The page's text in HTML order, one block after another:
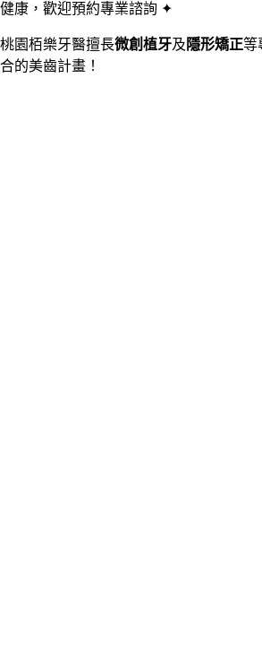
健康，歡迎預約專業諮詢 ✦
桃園栢樂牙醫擅長微創植牙及 隱形矯正等
合的美齒計畫！